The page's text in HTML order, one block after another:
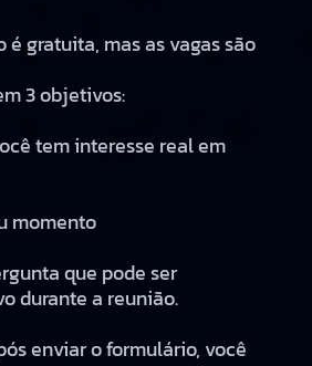
gratuita, mas as vagas são
3 objetivos:
tem interesse real em
momento
que pode ser
durante a reunião.
enviar o formulário, você